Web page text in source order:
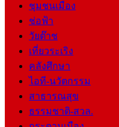
ชุมชนเมือง
ช่อฟ้า
วัยต๊าช
เที่ยวระเริง
คลังศึกษา
ไอที-นวัตกรรม
สาธารณสุข
ธรรมชาติ-สวล.